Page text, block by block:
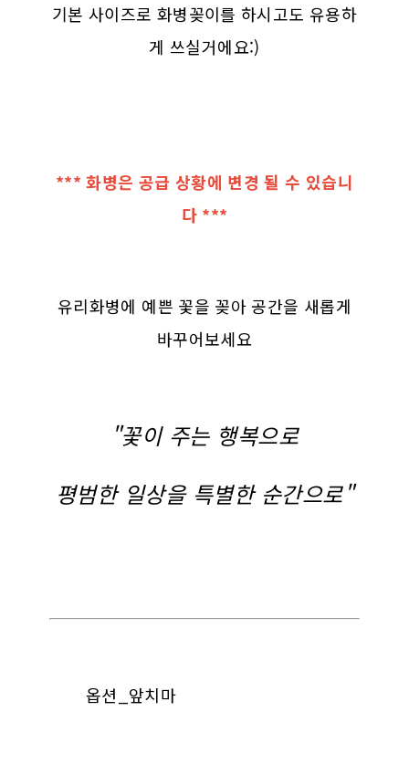
기본 사이즈로 화병꽂이를 하시고도 유용하
게 쓰실거에요:)
*** 화병은 공급 상황에 변경 될 수 있습니
다 ***
유리화병에 예쁜 꽃을 꽂아 공간을 새롭게
바꾸어보세요
"꽃이 주는 행복으로
평범한 일상을 특별한 순간으로"
옵션_앞치마